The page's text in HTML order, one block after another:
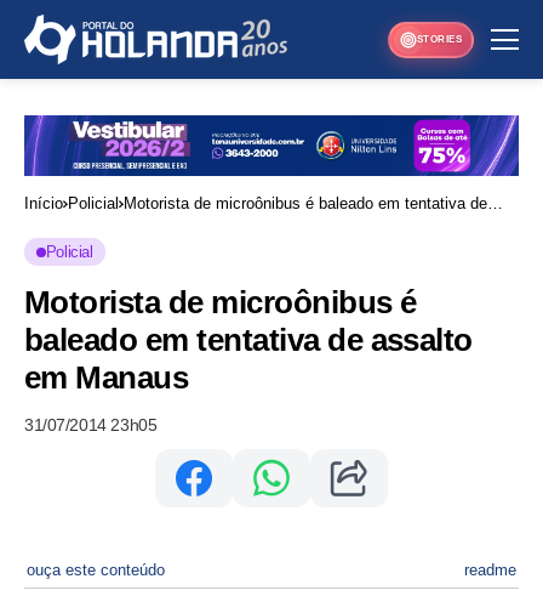
STORIES
Início Policial Motorista de microônibus é baleado em tentativa de
Policial
Motorista de microônibus é
baleado em tentativa de assalto
em Manaus
31/07/2014 23h05
ouça este conteúdo readme